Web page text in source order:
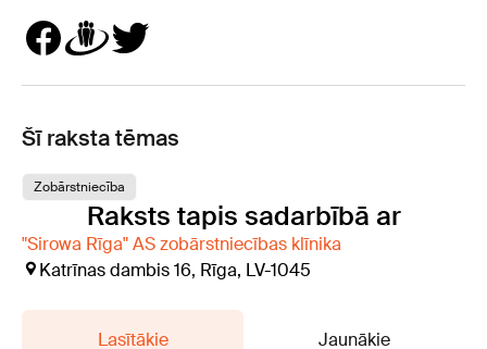
Šī raksta tēmas
Zobārstniecība
Raksts tapis sadarbībā ar
"Sirowa Rīga" AS zobārstniecības klīnika
Katrīnas dambis 16, Rīga, LV-1045
Lasītākie Jaunākie